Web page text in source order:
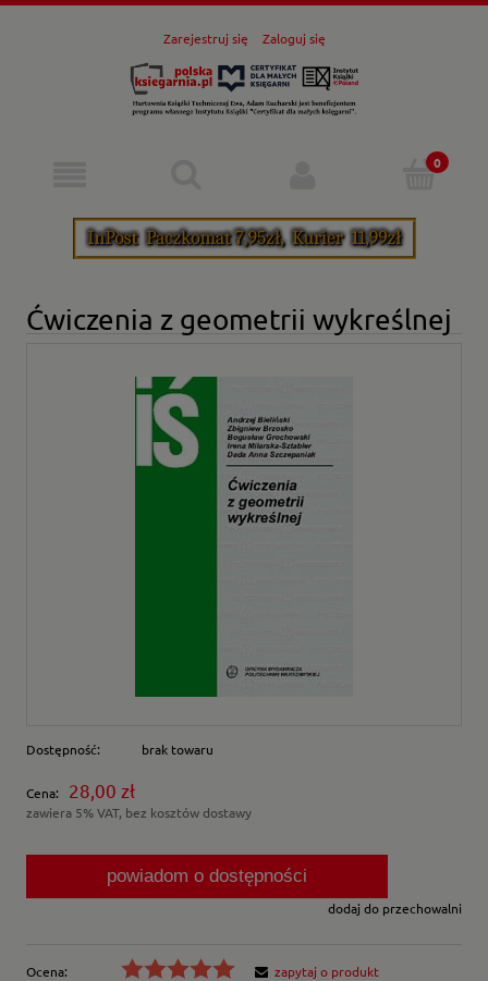
Zarejestruj się Zaloguj się
Ćwiczenia z geometrii wykreślnej
Dostępność: brak towaru
Cena: 28,00 zł
zawiera 5% VAT, bez kosztów dostawy
powiadom o dostępności
dodaj do przechowalni
Ocena:
zapytaj o produkt